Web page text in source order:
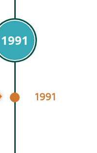
1991
1991